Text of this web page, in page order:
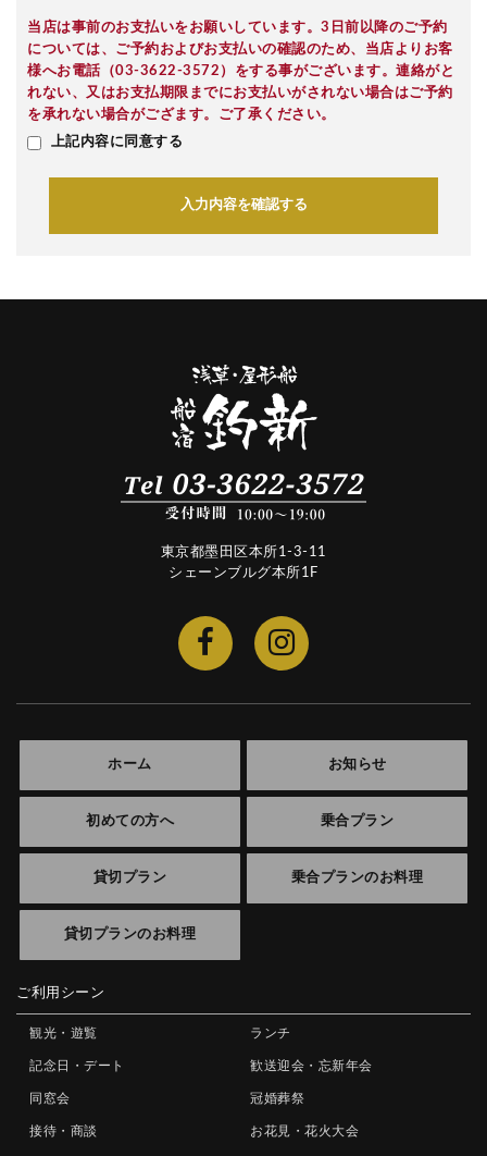
当店は事前のお支払いをお願いしています。3日前以降のご予約
については、ご予約およびお支払いの確認のため、当店よりお客
様へお電話（03-3622-3572）をする事がございます。連絡がと
れない、又はお支払期限までにお支払いがされない場合はご予約
を承れない場合がござます。ご了承ください。
上記内容に同意する
入力内容を確認する
東京都墨田区本所1-3-11
シェーンブルグ本所1F
ホーム お知らせ
初めての方へ 乗合プラン
貸切プラン 乗合プランのお料理
貸切プランのお料理
ご利用シーン
観光・遊覧 ランチ
記念日・デート 歓送迎会・忘新年会
同窓会 冠婚葬祭
接待・商談 お花見・花火大会